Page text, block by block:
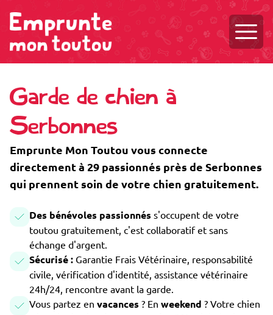
Garde de chien à
Serbonnes
Emprunte Mon Toutou vous connecte
directement à 29 passionnés près de Serbonnes
qui prennent soin de votre chien gratuitement.
Des bénévoles passionnés s'occupent de votre
toutou gratuitement, c'est collaboratif et sans
échange d'argent.
Sécurisé : Garantie Frais Vétérinaire, responsabilité
civile, vérification d'identité, assistance vétérinaire
24h/24, rencontre avant la garde.
Vous partez en vacances ? En weekend ? Votre chien